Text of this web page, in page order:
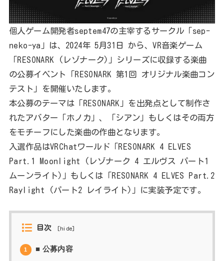
個人ゲーム開発者septem47の主宰するサークル「sep-
neko-ya」は、2024年 5月31日 から、VR音楽ゲーム
「RESONARK (レゾナーク)」シリーズに収録する楽曲
の公募イベント「RESONARK 第1回 オリジナル楽曲コン
テスト」を開催いたします。
本公募のテーマは「RESONARK」を出発点として制作さ
れたアバター「ホノカ」、「シアン」もしくはその両方
をモチーフにした楽曲の作曲となります。
入選作品はVRChatワールド「RESONARK 4 ELVES
Part.1 Moonlight (レゾナーク 4 エルヴス パート1
ムーンライト)」もしくは「RESONARK 4 ELVES Part.2
Raylight (パート2 レイライト)」に実装予定です。
目次 [hide]
1 ■ 公募内容